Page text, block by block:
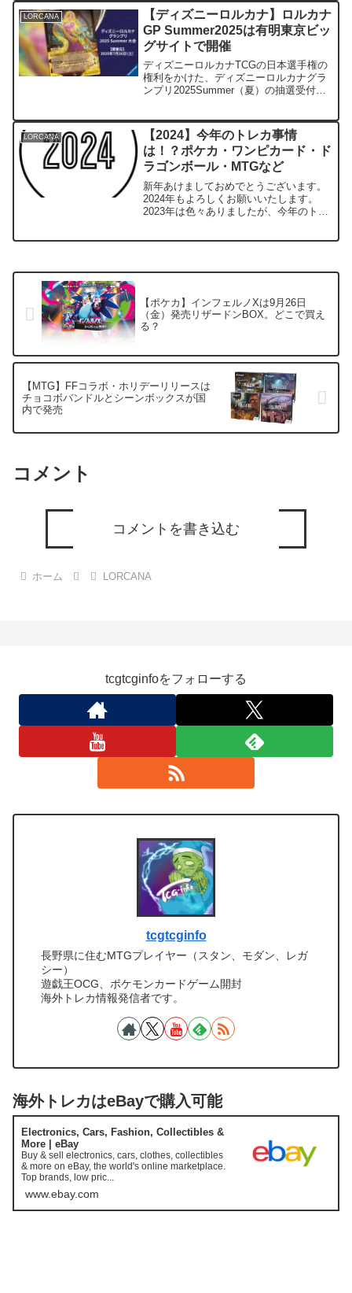
サイトからの情報のまとめ...
LORCANA
【ディズニーロルカナ】ロルカナ
GP Summer2025は有明東京ビッ
グサイトで開催
ディズニーロルカナTCGの日本選手権の
権利をかけた、ディズニーロルカナグラ
ンプリ2025Summer（夏）の抽選受付が
いでしょうか？ ディズニーロルカナグ
ランプリ202...
LORCANA
【2024】今年のトレカ事情
は！？ポケカ・ワンピカード・ド
ラゴンボール・MTGなど
新年あけましておめでとうございます。
2024年もよろしくお願いいたします。
2023年は色々ありましたが、今年のトレ
【ポケカ】インフェルノXは9月26日
（金）発売リザードンBOX。どこで買え
る？
【MTG】FFコラボ・ホリデーリリースは
チョコボバンドルとシーンボックスが国
内で発売
コメント
コメントを書き込む
ホーム LORCANA
tcgtcginfoをフォローする
tcgtcginfo
長野県に住むMTGプレイヤー（スタン、モダン、レガ
シー）
遊戯王OCG、ポケモンカードゲーム開封
海外トレカ情報発信者です。
海外トレカはeBayで購入可能
Electronics, Cars, Fashion, Collectibles &
More | eBay
Buy & sell electronics, cars, clothes, collectibles
& more on eBay, the world's online marketplace.
Top brands, low pric...
www.ebay.com